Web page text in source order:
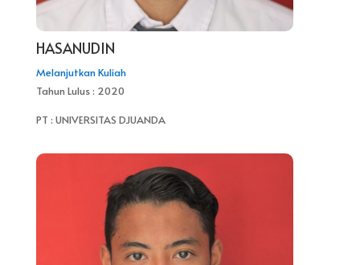
HASANUDIN
Melanjutkan Kuliah
Tahun Lulus : 2020
PT : UNIVERSITAS DJUANDA